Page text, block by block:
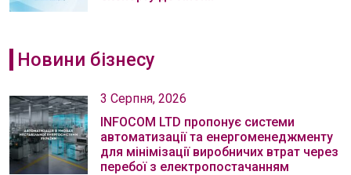
Новини бізнесу
3 Серпня, 2026
INFOCOM LTD пропонує системи
автоматизації та енергоменеджменту
для мінімізації виробничих втрат через
перебої з електропостачанням